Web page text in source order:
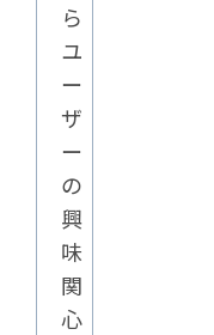
ら
ユ
ー
ザ
ー
の
興
味
関
心